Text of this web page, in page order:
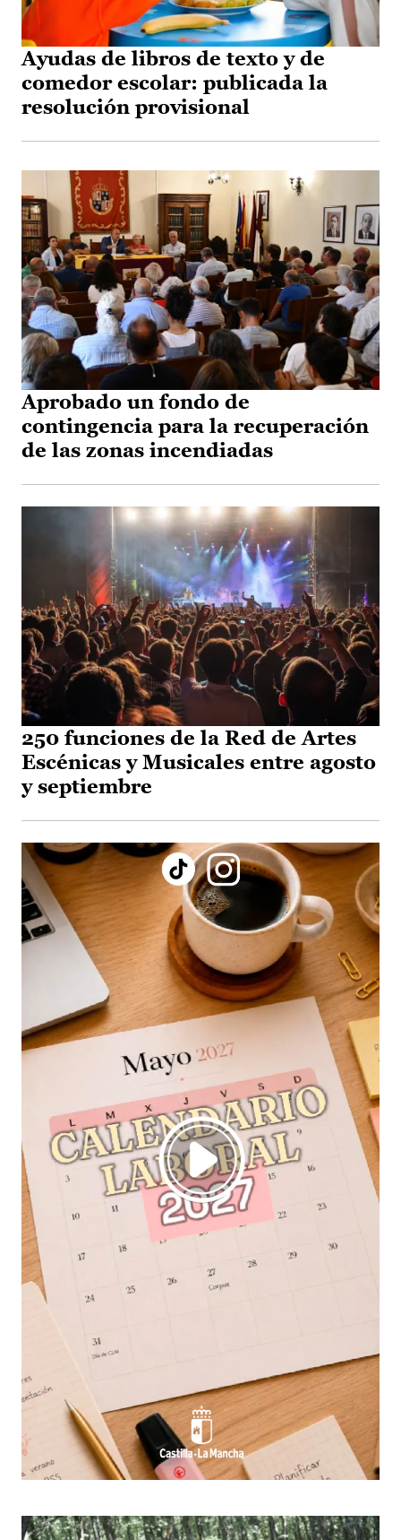
Ayudas de libros de texto y de
comedor escolar: publicada la
resolución provisional
Aprobado un fondo de
contingencia para la recuperación
de las zonas incendiadas
250 funciones de la Red de Artes
Escénicas y Musicales entre agosto
y septiembre